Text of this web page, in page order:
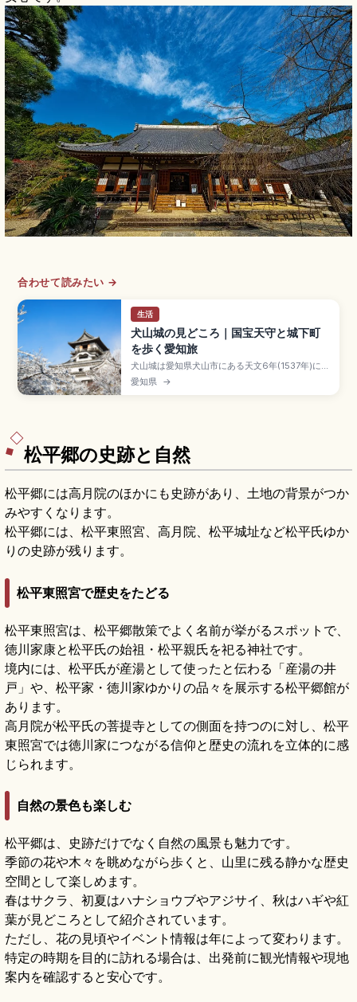
合わせて読みたい →
生活
犬山城の見どころ｜国宝天守と城下町
を歩く愛知旅
犬山城は愛知県犬山市にある天文6年(1537年)に織
田信康が築城したと伝わる天守が国宝の名城で、
姫路・松本・彦根・松江と並ぶ国宝五城のひとつ
愛知県 →
松平郷の史跡と自然
松平郷には高月院のほかにも史跡があり、土地の背景がつか
みやすくなります。
松平郷には、松平東照宮、高月院、松平城址など松平氏ゆか
りの史跡が残ります。
松平東照宮で歴史をたどる
松平東照宮は、松平郷散策でよく名前が挙がるスポットで、
徳川家康と松平氏の始祖・松平親氏を祀る神社です。
境内には、松平氏が産湯として使ったと伝わる「産湯の井
戸」や、松平家・徳川家ゆかりの品々を展示する松平郷館が
あります。
高月院が松平氏の菩提寺としての側面を持つのに対し、松平
東照宮では徳川家につながる信仰と歴史の流れを立体的に感
じられます。
自然の景色も楽しむ
松平郷は、史跡だけでなく自然の風景も魅力です。
季節の花や木々を眺めながら歩くと、山里に残る静かな歴史
空間として楽しめます。
春はサクラ、初夏はハナショウブやアジサイ、秋はハギや紅
葉が見どころとして紹介されています。
ただし、花の見頃やイベント情報は年によって変わります。
特定の時期を目的に訪れる場合は、出発前に観光情報や現地
案内を確認すると安心です。